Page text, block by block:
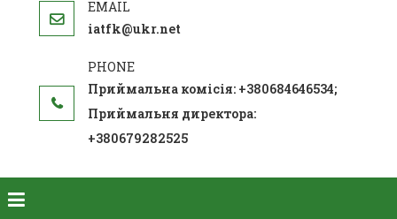
iatfk@ukr.net
Приймальна комісія: +380684646534;
Приймальня директора:
+380679282525